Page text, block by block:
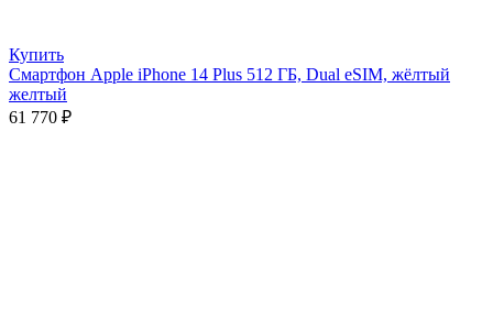
Купить
Смартфон Apple iPhone 14 Plus 512 ГБ, Dual eSIM, жёлтый
желтый
61 770 ₽